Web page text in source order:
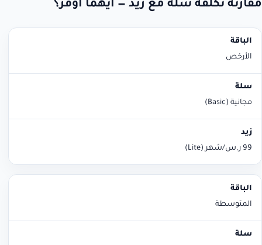
مقارنة تكلفة سلة مع زيد — أيهما أوفر؟
الباقة
الأرخص
مجانية (Basic)
99 ر.س/شهر (Lite)
المتوسطة